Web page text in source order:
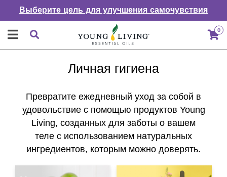
Выберите цель для улучшения самочувствия
0
Личная гигиена
Превратите ежедневный уход за собой в
удовольствие с помощью продуктов Young
Living, созданных для заботы о вашем
теле с использованием натуральных
ингредиентов, которым можно доверять.